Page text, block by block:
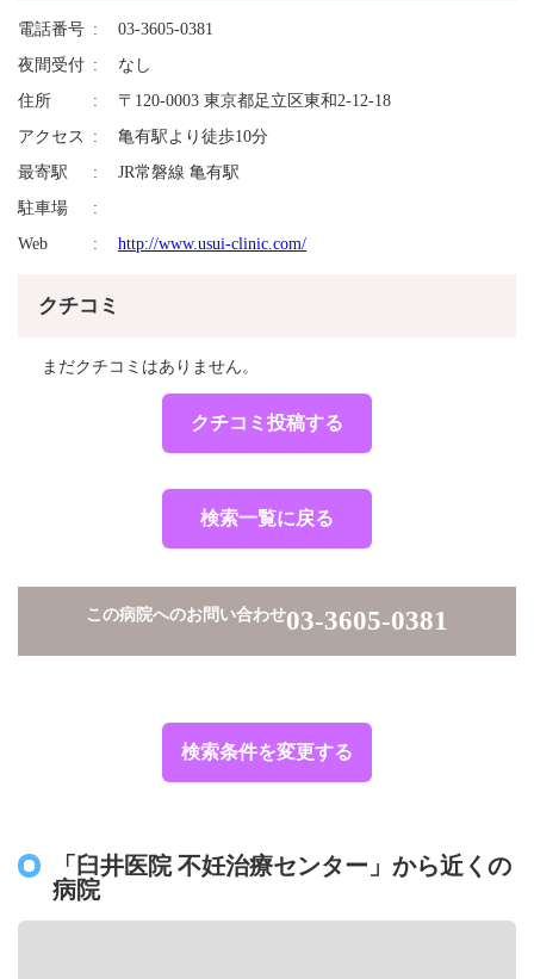
検索条件を変更する
電話番号
03-3605-0381
夜間受付
なし
住所
〒120-0003 東京都足立区東和2-12-18
アクセス
亀有駅より徒歩10分
最寄駅
JR常磐線 亀有駅
駐車場
Web
http://www.usui-clinic.com/
クチコミ
まだクチコミはありません。
クチコミ投稿する
検索一覧に戻る
この病院へのお問い合わせ03-3605-0381
「臼井医院 不妊治療センター」から近くの
病院